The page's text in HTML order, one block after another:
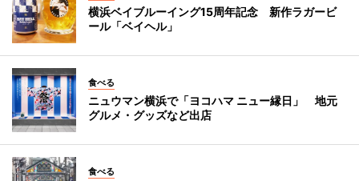
横浜ベイブルーイング15周年記念 新作ラガービ
ール「ベイヘル」
食べる
ニュウマン横浜で「ヨコハマ ニュー縁日」 地元
グルメ・グッズなど出店
食べる